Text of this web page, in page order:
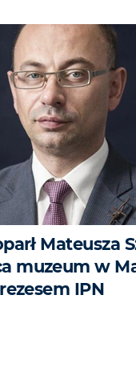
Mateusza
muzeum w
IPN